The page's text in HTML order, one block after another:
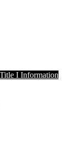
I Information